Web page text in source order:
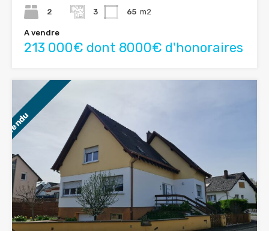
2
3
65 m2
A vendre
213 000€ dont 8000€ d'honoraires
Vendu